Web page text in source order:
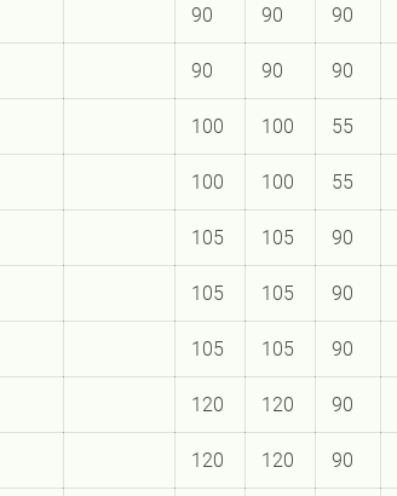
90 90 90
90 90 90
100 100 55
100 100 55
105 105 90
105 105 90
105 105 90
120 120 90
120 120 90